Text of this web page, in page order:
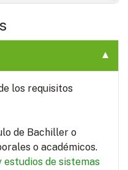
los requisitos
de Bachiller o
o académicos.
estudios de sistemas